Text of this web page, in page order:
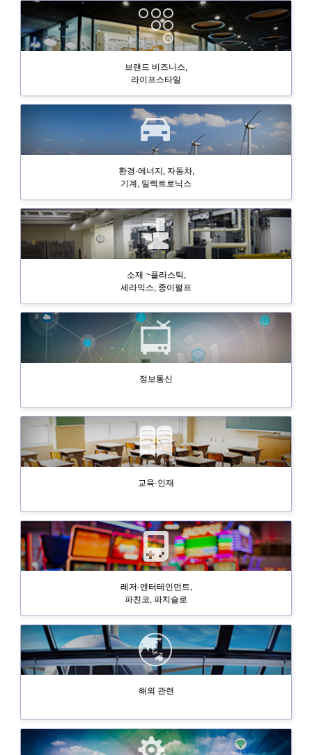
브랜드 비즈니스,
라이프스타일
환경·에너지, 자동차,
기계, 일렉트로닉스
소재 ~플라스틱,
세라믹스, 종이펄프
정보통신
교육·인재
레저·엔터테인먼트,
파친코, 파치슬로
해외 관련